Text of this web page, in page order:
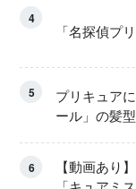
4
「名探偵プ
5
プリキュア
ール」の髪
6
【動画あり